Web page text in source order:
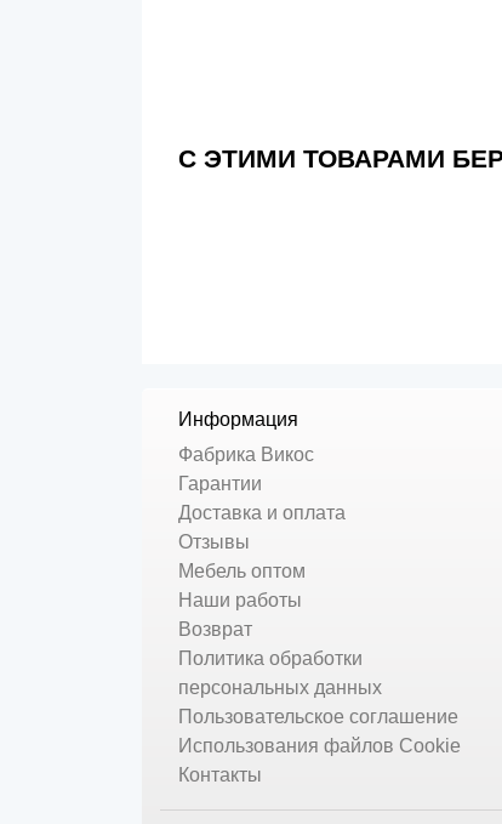
С ЭТИМИ ТОВАРАМИ
Информация
Фабрика Викос
Гарантии
Доставка и оплата
Отзывы
Мебель оптом
Наши работы
Возврат
Политика обработки
персональных данных
Пользовательское соглашение
Использования файлов Cookie
Контакты